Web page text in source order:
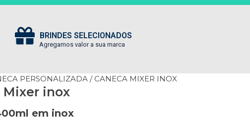
BRINDES SELECIONADOS
Agregamos valor a sua marca
PERSONALIZADA / CANECA MIXER INOX
Mixer inox
em inox